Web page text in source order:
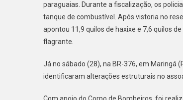
paraguaias. Durante a fiscalização, os
tanque de combustível. Após vistoria no
apontou 11,9 quilos de haxixe e 7,6 quilos
flagrante.
Já no sábado (28), na BR-376, em Maringá
identificaram alterações estruturais no